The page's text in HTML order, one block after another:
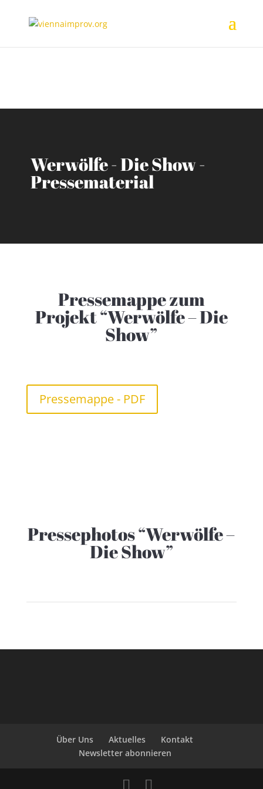
Werwölfe - Die Show -
Pressematerial
Pressemappe zum
Projekt “Werwölfe – Die
Show”
Pressemappe - PDF
Pressephotos “Werwölfe –
Die Show”
Über Uns Aktuelles
Kontakt
Newsletter abonnieren